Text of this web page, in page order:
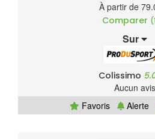
À partir de
Comparer
Sur
Colissimo
Aucun avis
Favoris
Alerte